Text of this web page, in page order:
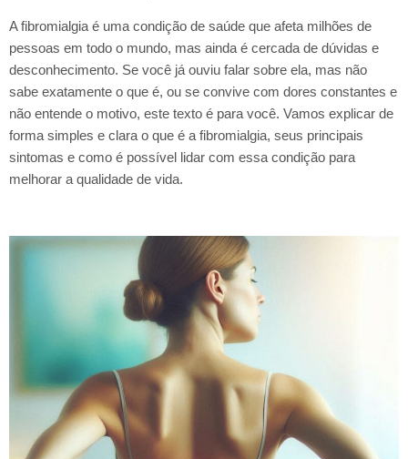
A fibromialgia é uma condição de saúde que afeta milhões de
pessoas em todo o mundo, mas ainda é cercada de dúvidas e
desconhecimento. Se você já ouviu falar sobre ela, mas não
sabe exatamente o que é, ou se convive com dores constantes e
não entende o motivo, este texto é para você. Vamos explicar de
forma simples e clara o que é a fibromialgia, seus principais
sintomas e como é possível lidar com essa condição para
melhorar a qualidade de vida.